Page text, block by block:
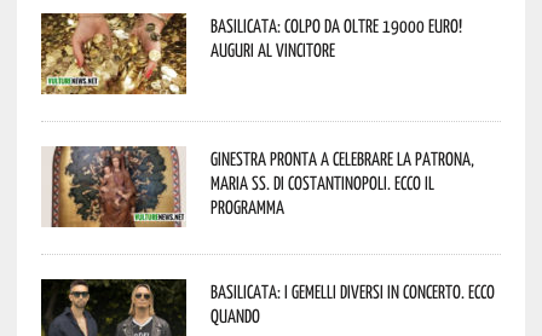
Basilicata: colpo da oltre 19000 Euro!
Auguri al vincitore
Ginestra pronta a celebrare la Patrona,
Maria SS. di Costantinopoli. Ecco il
programma
Basilicata: i Gemelli DiVersi in concerto. Ecco
quando